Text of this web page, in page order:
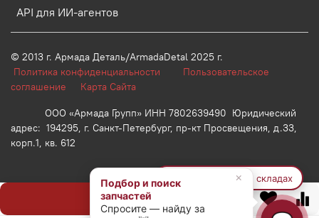
Предзаказ
API для ИИ-агентов
© 2013 г. Армада Деталь/ArmadaDetal 2025 г.
Политика конфиденциальности
Пользовательское
соглашение Карта Сайта
ООО «Армада Групп» ИНН 7802639490 Юридический
адрес: 194295, г. Санкт-Петербург, пр-кт Просвещения, д.33,
корп.1, кв. 612
×
Подбор и поиск
запчастей
Спросите — найду за
🔍 Найти на других складах